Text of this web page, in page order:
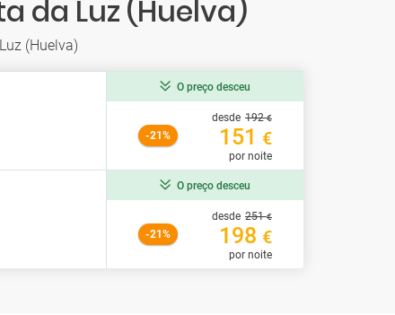
da Luz (Huelva)
(Huelva)
O preço desceu
-21%
desde 192€
151 €
por noite
O preço desceu
-21%
desde 251€
198 €
por noite